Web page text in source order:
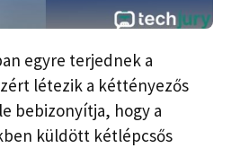
egyre terjednek a
létezik a kéttényezős
bebizonyítja, hogy a
küldött kétlépcsős